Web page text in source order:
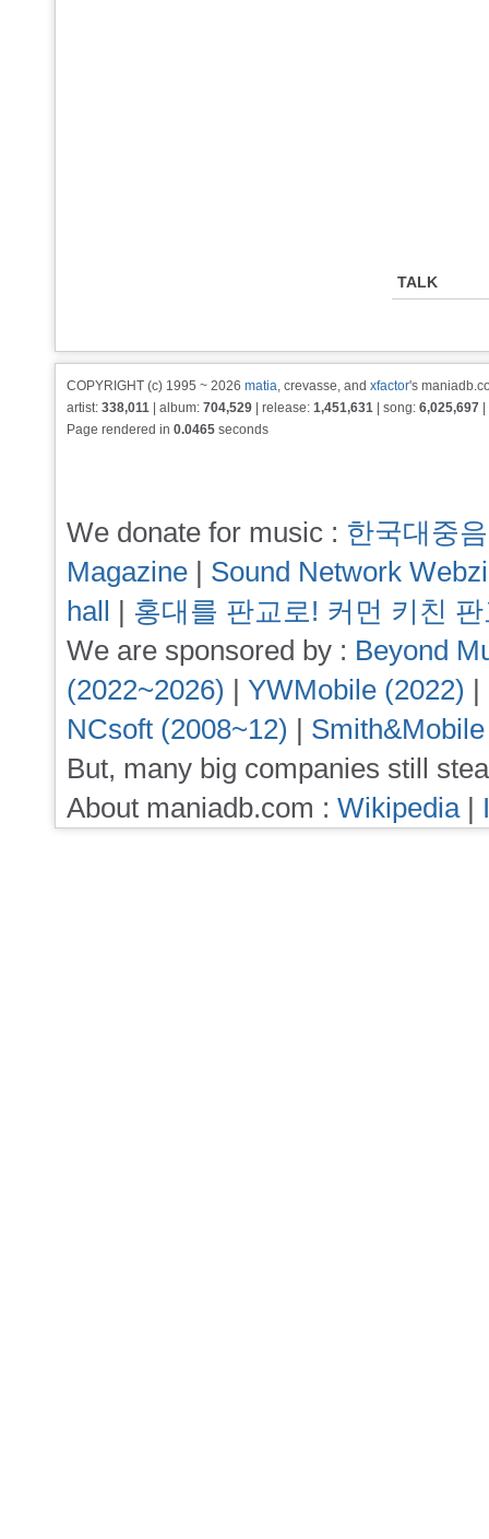
TALK
COPYRIGHT (c) 1995 ~ 2026 matia, crevasse, and xfactor's
artist: 338,011 | album: 704,529 | release: 1,451,631 | song: 6,025,697
Page rendered in 0.0465 seconds
We donate for music : 한국대중
Magazine | Sound Network
hall | 홍대를 판교로! 커먼 키친
We are sponsored by : Beyond
(2022~2026) | YWMobile (2022) |
NCsoft (2008~12) |
But, many big companies still
About maniadb.com : Wikipedia|